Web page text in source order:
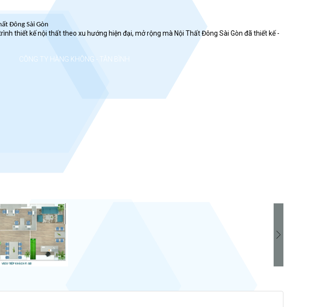
Đông Sài Gòn
thiết kế nội thất theo xu hướng hiện đại, mở rộng mà Nội Thất Đông Sài Gòn đã thiết kế -